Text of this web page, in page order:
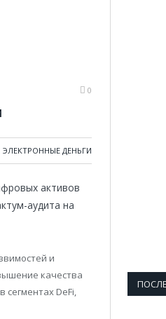
0
ЭЛЕКТРОННЫЕ ДЕНЬГИ
активов
аудита на
и
качества
сегментах DeFi,